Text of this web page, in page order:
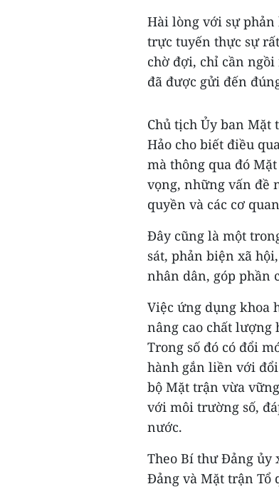
Hài lòng với sự phản
trực tuyến thực sự
chờ đợi, chỉ cần
đã được gửi đến
Chủ tịch Ủy ban Mặt
Hảo cho biết điều
mà thông qua đó
vọng, những vấn đề
quyền và các cơ
Đây cũng là một
sát, phản biện xã
nhân dân, góp phần
Việc ứng dụng khoa
nâng cao chất lượng
Trong số đó có đổi
hành gắn liền với
bộ Mặt trận vừa
với môi trường số,
nước.
Theo Bí thư Đảng ủy
Đảng và Mặt trận Tổ